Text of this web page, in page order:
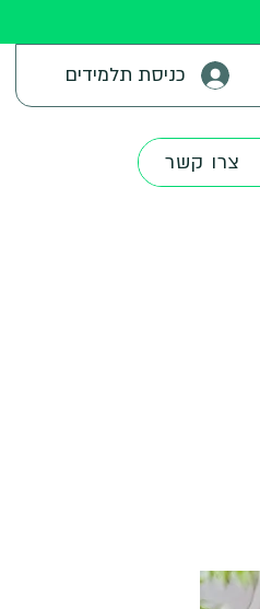
כניסת תלמידים
צרו קשר